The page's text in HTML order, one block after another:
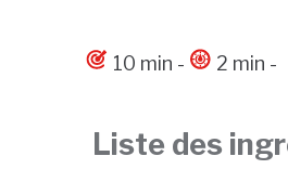
10 min - 2 min -
Liste des